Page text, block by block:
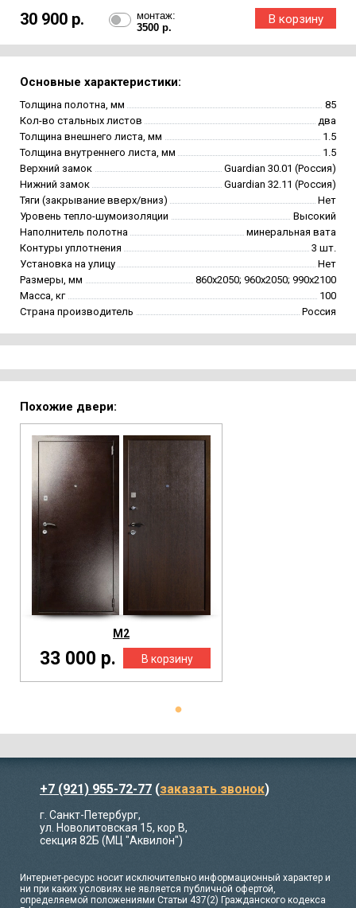
30 900 р.
монтаж:
3500 р.
Основные характеристики:
Толщина полотна, мм
85
Кол-во стальных листов
два
Толщина внешнего листа, мм
1.5
Толщина внутреннего листа, мм
1.5
Верхний замок
Guardian 30.01 (Россия)
Нижний замок
Guardian 32.11 (Россия)
Тяги (закрывание вверх/вниз)
Нет
Уровень тепло-шумоизоляции
Высокий
Наполнитель полотна
минеральная вата
Контуры уплотнения
3 шт.
Установка на улицу
Нет
Размеры, мм
860х2050; 960х2050; 990х2100
Масса, кг
100
Страна производитель
Россия
Похожие двери:
М2
33 000 р.
+7 (921) 955-72-77 (заказать звонок)
г. Санкт-Петербург,
ул. Новолитовская 15, кор В,
секция 82Б (МЦ "Аквилон")
Интернет-ресурс носит исключительно информационный характер и
ни при каких условиях не является публичной офертой,
определяемой положениями Статьи 437(2) Гражданского кодекса